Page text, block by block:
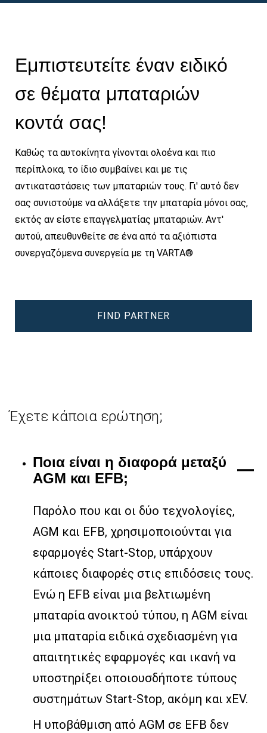
Εμπιστευτείτε έναν ειδικό
σε θέματα μπαταριών
κοντά σας!
Καθώς τα αυτοκίνητα γίνονται ολοένα και πιο
περίπλοκα, το ίδιο συμβαίνει και με τις
αντικαταστάσεις των μπαταριών τους. Γι' αυτό δεν
σας συνιστούμε να αλλάξετε την μπαταρία μόνοι σας,
εκτός αν είστε επαγγελματίας μπαταριών. Αντ'
αυτού, απευθυνθείτε σε ένα από τα αξιόπιστα
συνεργαζόμενα συνεργεία με τη VARTA®
FIND PARTNER
Έχετε κάποια ερώτηση;
Ποια είναι η διαφορά μεταξύ
AGM και EFB;
Παρόλο που και οι δύο τεχνολογίες,
AGM και EFB, χρησιμοποιούνται για
εφαρμογές Start-Stop, υπάρχουν
κάποιες διαφορές στις επιδόσεις τους.
Ενώ η EFB είναι μια βελτιωμένη
μπαταρία ανοικτού τύπου, η AGM είναι
μια μπαταρία ειδικά σχεδιασμένη για
απαιτητικές εφαρμογές και ικανή να
υποστηρίξει οποιουσδήποτε τύπους
συστημάτων Start-Stop, ακόμη και xEV.
Η υποβάθμιση από AGM σε EFB δεν